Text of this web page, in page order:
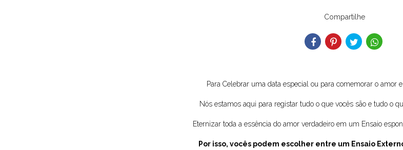
Compartilhe
Para Celebrar uma data especial ou para comemorar o amor
Nós estamos aqui para registar tudo o que vocês são e tudo o
Eternizar toda a essência do amor verdadeiro em um Ensaio
Por isso, vocês podem escolher entre um Ensaio